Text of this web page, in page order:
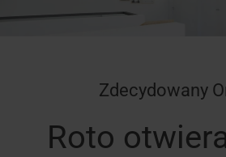
Zdecydowany
Roto